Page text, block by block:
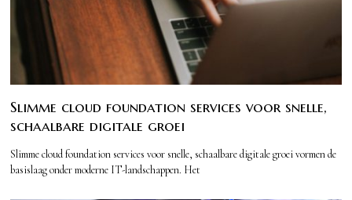
Slimme cloud foundation services voor snelle,
schaalbare digitale groei
Slimme cloud foundation services voor snelle, schaalbare digitale groei vormen de
basislaag onder moderne IT-landschappen. Het